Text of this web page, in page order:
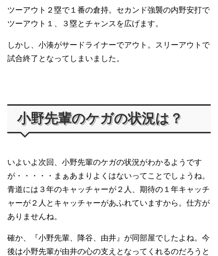
ツーアウト２塁で１番の倉持。セカンド強襲の内野安打で
ツーアウト１、３塁とチャンスを広げます。
しかし、小湊がサードライナーでアウト。スリーアウトで
試合終了となってしまいました。
小野先輩のケガの状況は？
いよいよ次回、小野先輩のケガの状況がわかるようです
が・・・・・まぁあまりよくはないってことでしょうね。
青道には３年のキャッチャーが２人、期待の１年キャッチ
ャーが２人とキャッチャーがあふれていますから。仕方が
ありませんね。
確か、『小野先輩、降谷、由井』が同部屋でしたよね。今
後は小野先輩が由井の心の支えとなってくれるのだろうと